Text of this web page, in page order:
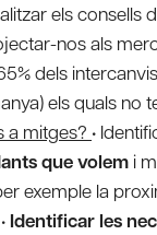
els
nos als
dels
els quals
a mitges? •
que volem i
exemple la
Identificar les